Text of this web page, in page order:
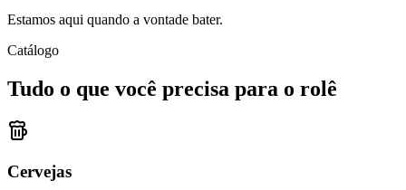
Estamos aqui quando a vontade bater.
Catálogo
Tudo o que você precisa para o rolê
Cervejas